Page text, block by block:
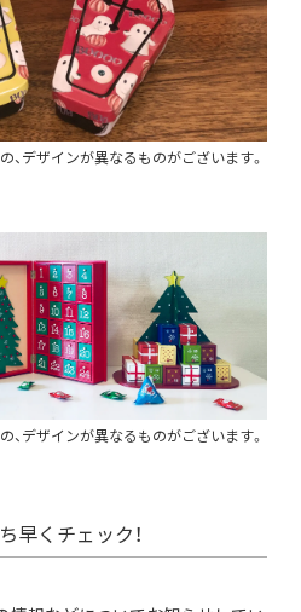
デザインが異なるものがございます。
デザインが異なるものがございます。
早くチェック！